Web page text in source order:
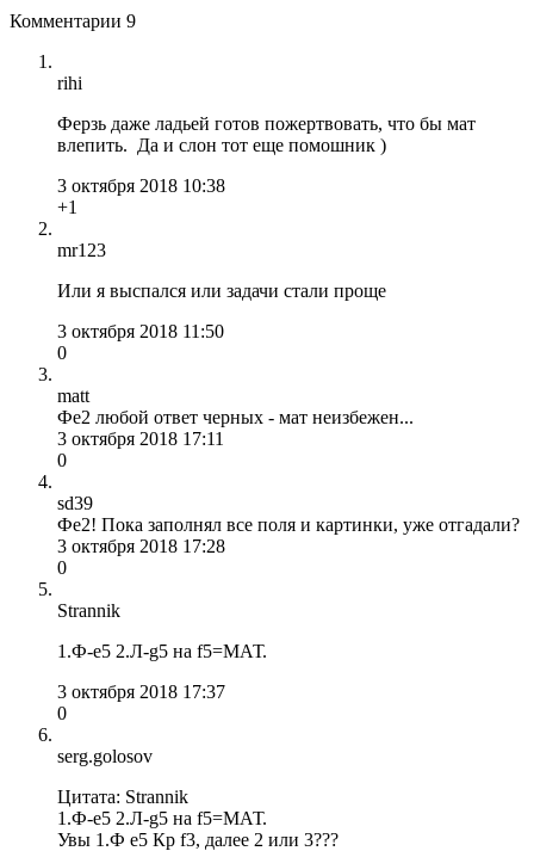
Комментарии 9
rihi
Ферзь даже ладьей готов пожертвовать, что бы мат
влепить. Да и слон тот еще помошник )
3 октября 2018 10:38
+1
mr123
Или я выспался или задачи стали проще
3 октября 2018 11:50
0
matt
Фе2 любой ответ черных - мат неизбежен...
3 октября 2018 17:11
0
sd39
Фе2! Пока заполнял все поля и картинки, уже отгадали?
3 октября 2018 17:28
0
Strannik
1.Ф-е5 2.Л-g5 на f5=МАТ.
3 октября 2018 17:37
0
serg.golosov
Цитата: Strannik
1.Ф-е5 2.Л-g5 на f5=МАТ.
Увы 1.Ф е5 Кр f3, далее 2 или 3???